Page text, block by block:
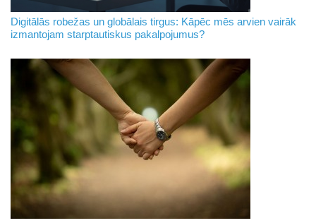
Digitālās robežas un globālais tirgus: Kāpēc mēs arvien vairāk
izmantojam starptautiskus pakalpojumus?